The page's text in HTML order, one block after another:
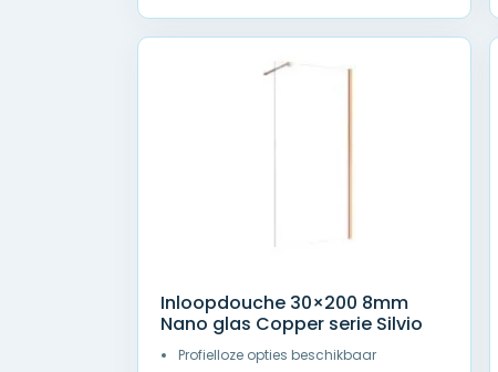
€ 419,00.€ 319,00.
Inloopdouche 30×200 8mm
Nano glas Copper serie Silvio
Profielloze opties beschikbaar